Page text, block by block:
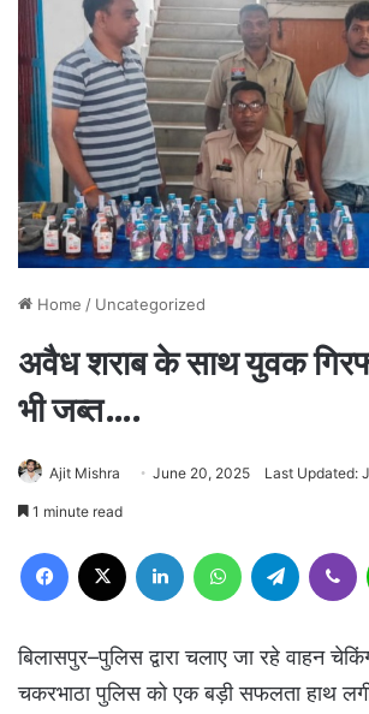
Home / Uncategorized
अवैध शराब के साथ युवक
भी जब्त….
Ajit Mishra June 20, 2025 Last Updated:
1 minute read
Facebook LinkedIn WhatsAppTelegram
बिलासपुर–पुलिस द्वारा चलाए जा रहे वाहन
चकरभाठा पुलिस को एक बड़ी सफलता हाथ